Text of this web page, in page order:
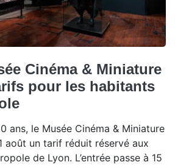
Cinéma & Miniature
pour les habitants
ans, le Musée Cinéma & Miniature
août un tarif réduit réservé aux
de Lyon. L’entrée passe à 15